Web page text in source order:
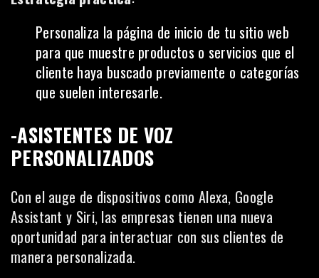
Personaliza la página de inicio de tu sitio web
para que muestre productos o servicios que el
cliente haya buscado previamente o categorías
que suelen interesarle.
-ASISTENTES DE VOZ
PERSONALIZADOS
Con el auge de dispositivos como Alexa, Google
Assistant y Siri, las empresas tienen una nueva
oportunidad para interactuar con sus clientes de
manera personalizada.